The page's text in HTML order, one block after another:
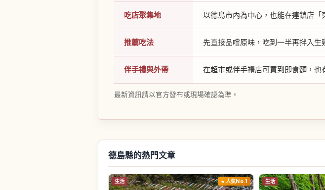
吃店聚集地 以德島市內為中心，也能在連鎖店「
推薦吃法 先直接品嚐原味，吃到一半再拌入生
伴手禮與外帶 在超市或伴手禮店可買到即食麵，也
最新資訊請以官方發布或現場確認為準。
德島縣的熱門文章
生活 人氣No.1 生活